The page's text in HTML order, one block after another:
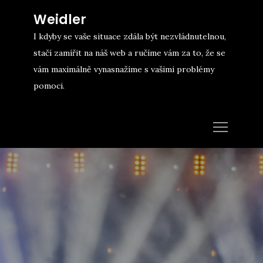
content
Weidler
I kdyby se vaše situace zdála být nezvládnutelnou,
stačí zamířit na náš web a ručíme vám za to, že se
vám maximálně vynasnažíme s vašimi problémy
pomoci.